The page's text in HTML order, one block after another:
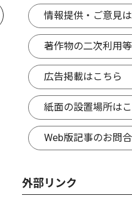
情報提供・ご意見
著作物の二次利用
広告掲載はこちら
紙面の設置場所は
Web版記事のお問
外部リンク